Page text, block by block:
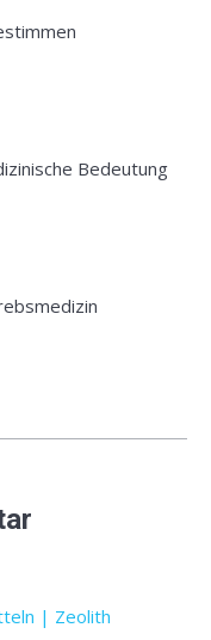
Bedeutung
| Zeolith